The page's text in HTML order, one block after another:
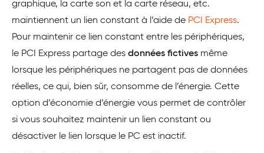
graphique, la carte son et la carte réseau, etc.
maintiennent un lien constant à l’aide de PCI Express.
Pour maintenir ce lien constant entre les périphériques,
le PCI Express partage des données fictives même
lorsque les périphériques ne partagent pas de données
réelles, ce qui, bien sûr, consomme de l’énergie. Cette
option d’économie d’énergie vous permet de contrôler
si vous souhaitez maintenir un lien constant ou
désactiver le lien lorsque le PC est inactif.